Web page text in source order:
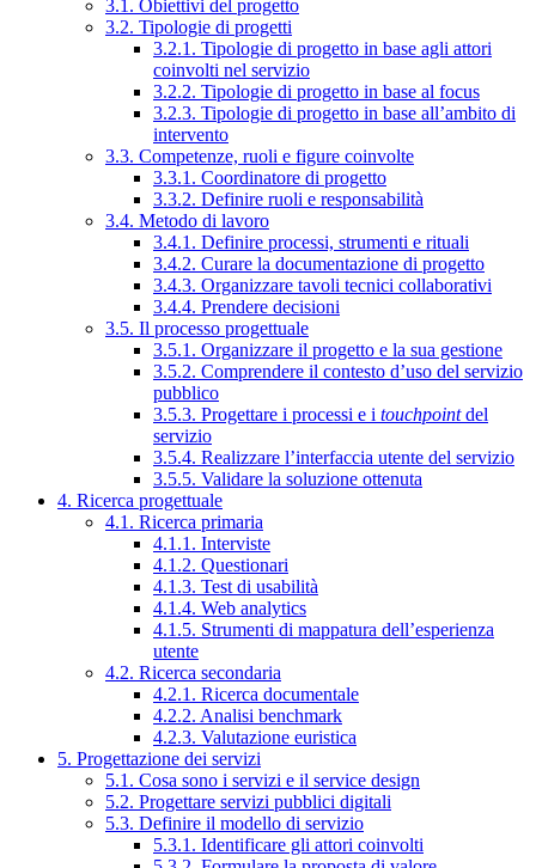
3.1. Obiettivi del progetto
3.2. Tipologie di progetti
3.2.1. Tipologie di progetto in base agli attori
coinvolti nel servizio
3.2.2. Tipologie di progetto in base al focus
3.2.3. Tipologie di progetto in base all’ambito di
intervento
3.3. Competenze, ruoli e figure coinvolte
3.3.1. Coordinatore di progetto
3.3.2. Definire ruoli e responsabilità
3.4. Metodo di lavoro
3.4.1. Definire processi, strumenti e rituali
3.4.2. Curare la documentazione di progetto
3.4.3. Organizzare tavoli tecnici collaborativi
3.4.4. Prendere decisioni
3.5. Il processo progettuale
3.5.1. Organizzare il progetto e la sua gestione
3.5.2. Comprendere il contesto d’uso del servizio
pubblico
3.5.3. Progettare i processi e i touchpointdel
servizio
3.5.4. Realizzare l’interfaccia utente del servizio
3.5.5. Validare la soluzione ottenuta
4. Ricerca progettuale
4.1. Ricerca primaria
4.1.1. Interviste
4.1.2. Questionari
4.1.3. Test di usabilità
4.1.4. Web analytics
4.1.5. Strumenti di mappatura dell’esperienza
utente
4.2. Ricerca secondaria
4.2.1. Ricerca documentale
4.2.2. Analisi benchmark
4.2.3. Valutazione euristica
5. Progettazione dei servizi
5.1. Cosa sono i servizi e il service design
5.2. Progettare servizi pubblici digitali
5.3. Definire il modello di servizio
5.3.1. Identificare gli attori coinvolti